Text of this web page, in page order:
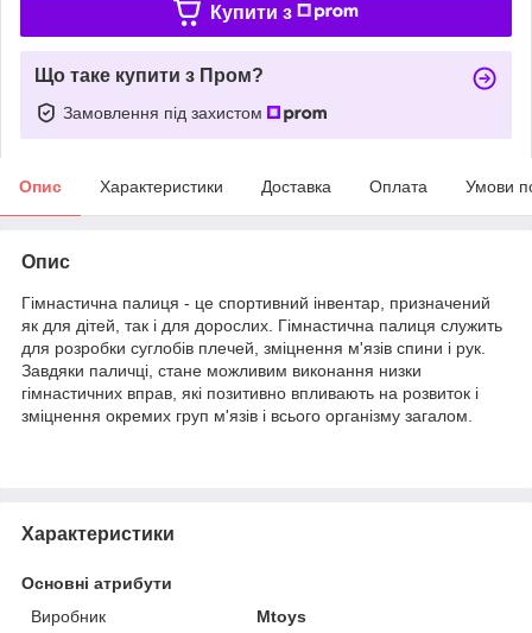
Купити з
Що таке купити з Пром?
Замовлення під захистом
Опис Характеристики Доставка Оплата Умови
Опис
Гімнастична палиця - це спортивний інвентар, призначений
як для дітей, так і для дорослих. Гімнастична палиця служить
для розробки суглобів плечей, зміцнення м'язів спини і рук.
Завдяки паличці, стане можливим виконання низки
гімнастичних вправ, які позитивно впливають на розвиток і
зміцнення окремих груп м'язів і всього організму загалом.
Характеристики
Основні атрибути
Виробник
Mtoys